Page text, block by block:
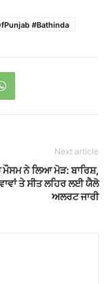
#Bathinda
Next article
ਮੌਸਮ ਨੇ ਲਿਆ ਮੋੜ: ਬਾਰਿਸ਼,
ਤੇ ਸੀਤ ਲਹਿਰ ਲਈ ਯੈਲੋ
ਅਲਰਟ ਜਾਰੀ